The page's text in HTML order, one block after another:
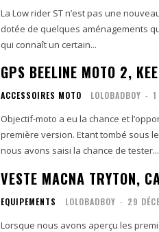
La Low rider ST n’est pas une
dotée de quelques aménagements
qui connaît un certain...
GPS BEELINE MOTO 2,
ACCESSOIRES MOTO LOLOBADBOY -
Objectif-moto a eu la chance et
première version. Etant tombé sous
nous avons saisi la chance de tester...
VESTE MACNA TRYTON,
EQUIPEMENTS LOLOBADBOY - 29
Lorsque nous avons aperçu les